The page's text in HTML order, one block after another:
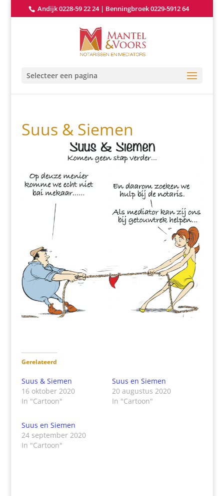
Andijk 0228-59 22 24| Benningbroek 0229-5912 64
Selecteer een pagina
Suus & Siemen
Gerelateerd
Suus & Siemen
16 oktober 2020
In "Cartoon"
Suus en Siemen
20 augustus 2020
In "Cartoon"
Suus en Siemen
24 september 2020
In "Cartoon"